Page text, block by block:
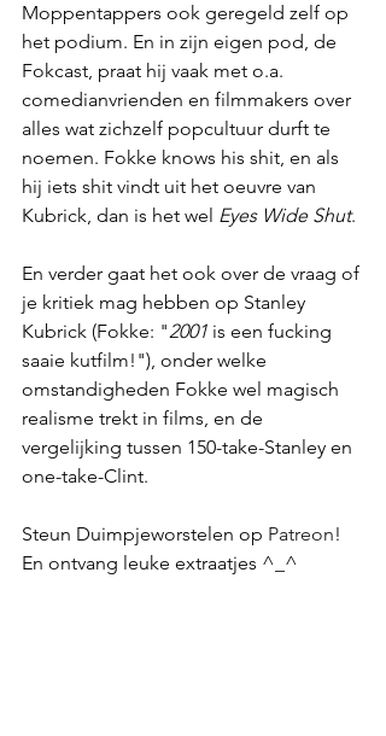
Moppentappers ook geregeld zelf op
het podium. En in zijn eigen pod, de
Fokcast, praat hij vaak met o.a.
comedianvrienden en filmmakers over
alles wat zichzelf popcultuur durft te
noemen. Fokke knows his shit, en als
hij iets shit vindt uit het oeuvre van
Kubrick, dan is het wel Eyes Wide Shut.
En verder gaat het ook over de vraag of
je kritiek mag hebben op Stanley
Kubrick (Fokke: "2001 is een fucking
saaie kutfilm!"), onder welke
omstandigheden Fokke wel magisch
realisme trekt in films, en de
vergelijking tussen 150-take-Stanley en
one-take-Clint.
Steun Duimpjeworstelen op Patreon!
En ontvang leuke extraatjes ^_^